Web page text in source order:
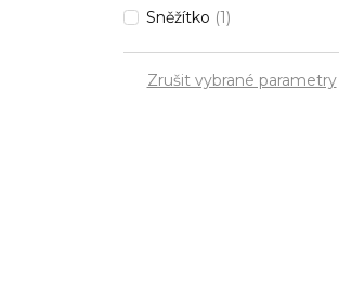
Sněžítko (1)
Zrušit vybrané parametry